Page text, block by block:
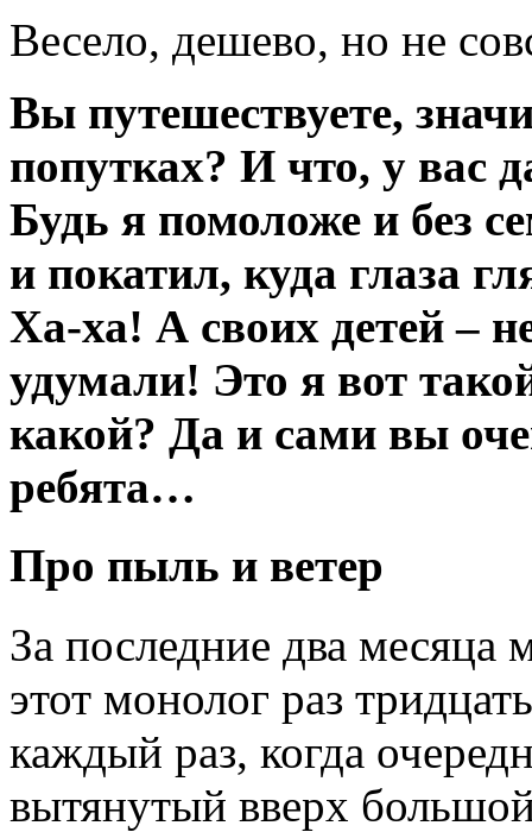
Весело, дешево, но не
Вы путешествуете,
попутках? И что, у вас
Будь я помоложе и без
и покатил, куда глаза
Ха-ха! А своих детей –
удумали! Это я вот
какой? Да и сами вы
ребята…
Про пыль и ветер
За последние два месяца
этот монолог раз
каждый раз, когда
вытянутый вверх